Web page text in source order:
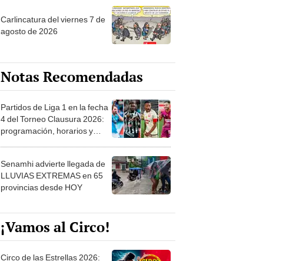
Carlincatura del viernes 7 de
agosto de 2026
Notas Recomendadas
Partidos de Liga 1 en la fecha
4 del Torneo Clausura 2026:
programación, horarios y
Senamhi advierte llegada de
LLUVIAS EXTREMAS en 65
provincias desde HOY
¡Vamos al Circo!
Circo de las Estrellas 2026: